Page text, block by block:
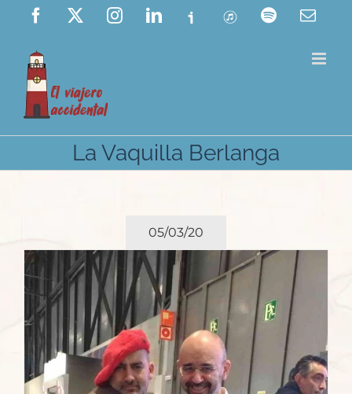
Saltar
contenido
Facebook InstagramLinkedIn
Ivoox ITunes Spotify
La Vaquilla Berlanga
05/03/20